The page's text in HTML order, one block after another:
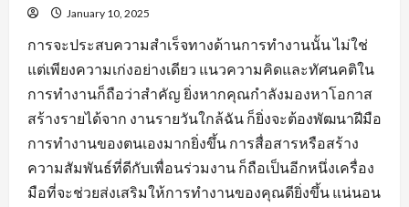
January 10, 2025
การจะประสบความสำเร็จทางด้านการทำงานนั้น ไม่ใช่
แต่เพียงความเก่งอย่างเดียว แนวความคิดและทัศนคติใน
การทำงานก็ถือว่าสำคัญ ยิ่งหากคุณกำลังมองหาโอกาส
สร้างรายได้จาก งานรายวันใกล้ฉัน ก็ยิ่งจะต้องพัฒนาฝีมือ
การทำงานของตนเองมากยิ่งขึ้น การสื่อสารหรือสร้าง
ความสัมพันธ์ที่ดีกับเพื่อนร่วมงาน ก็ถือเป็นอีกหนึ่งเครื่อง
มือที่จะช่วยส่งเสริมให้การทำงานของคุณดียิ่งขึ้น แน่นอน